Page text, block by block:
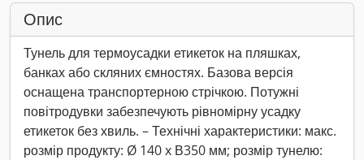
Опис
Тунель для термоусадки етикеток на пляшках,
банках або скляних ємностях. Базова версія
оснащена транспортерною стрічкою. Потужні
повітродувки забезпечують рівномірну усадку
етикеток без хвиль. – Технічні характеристики: макс.
розмір продукту: Ø 140 x В350 мм; розмір тунелю: